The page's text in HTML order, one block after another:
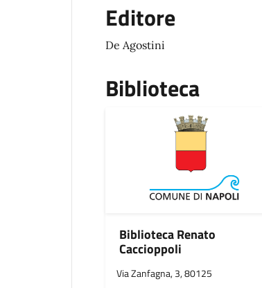
Editore
De Agostini
Biblioteca
Biblioteca Renato
Caccioppoli
Via Zanfagna, 3, 80125